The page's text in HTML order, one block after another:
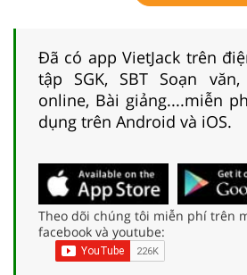
Đã có app VietJack trên
tập SGK, SBT Soạn
online, Bài giảng....miễn
dụng trên Android và iOS.
Theo dõi chúng tôi miễn phí trên
facebook và youtube: